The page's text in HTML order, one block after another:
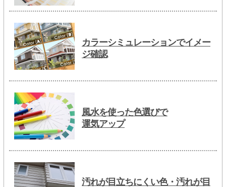
カラーシミュレーションでイメー
ジ確認
風水を使った色選びで
運気アップ
汚れが目立ちにくい色・汚れが目